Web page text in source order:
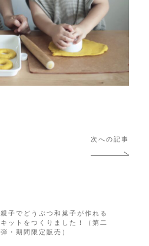
次への記事
親子でどうぶつ和菓子が作れる
キットをつくりました！（第二
弾・期間限定販売）